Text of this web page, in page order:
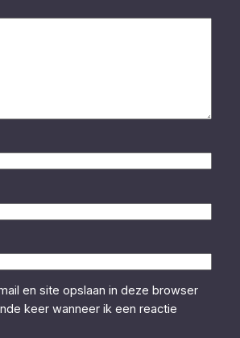
en site opslaan in deze browser
keer wanneer ik een reactie